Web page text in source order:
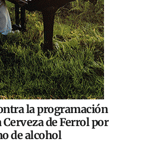
la programación
de Ferrol por
de alcohol